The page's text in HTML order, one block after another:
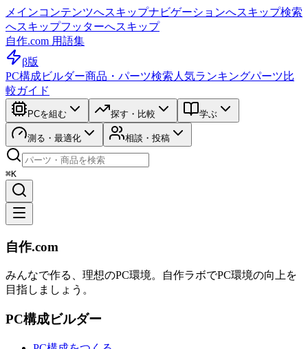
メインコンテンツへスキップナビゲーションへスキップ検索
へスキップフッターへスキップ
自作.com 用語集
β版
PC構成ビルダー商品・パーツ検索 人気ランキングパーツ比
較ガイド
PCを組む 探す・比較 学ぶ
測る・最適化 相談・投稿
⌘K
自作.com
みんなで作る、理想のPC環境。 自作ラボでPC環境の向上を
目指しましょう。
PC構成ビルダー